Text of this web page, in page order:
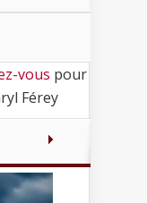
vous pour
Férey